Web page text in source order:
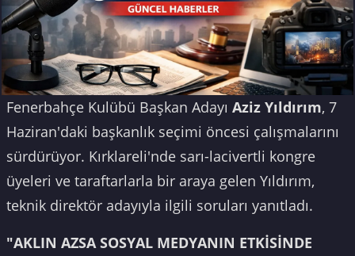
Fenerbahçe Kulübü Başkan Adayı Aziz Yıldırım, 7
Haziran'daki başkanlık seçimi öncesi çalışmalarını
sürdürüyor. Kırklareli'nde sarı-lacivertli kongre
üyeleri ve taraftarlarla bir araya gelen Yıldırım,
teknik direktör adayıyla ilgili soruları yanıtladı.
"AKLIN AZSA SOSYAL MEDYANIN ETKİSİNDE